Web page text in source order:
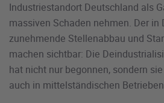
Industriestandort Deutschland als
massiven Schaden nehmen. Der in
zunehmende Stellenabbau und
machen sichtbar: Die
hat nicht nur begonnen, sondern
auch in mittelständischen